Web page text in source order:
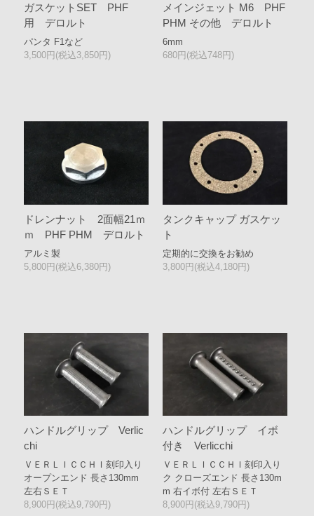
ガスケットSET PHF
用 デロルト
パンタ F1など
3,500円(税込3,850円)
メインジェット M6 PHF
PHM その他 デロルト
6mm
680円(税込748円)
ドレンナット 2面幅21ｍ
ｍ PHF PHM デロルト
アルミ製
5,800円(税込6,380円)
タンクキャップ ガスケッ
ト
定期的に交換をお勧め
3,800円(税込4,180円)
ハンドルグリップ Verlic
chi
ＶＥＲＬＩＣＣＨＩ刻印入り
オープンエンド 長さ130mm
左右ＳＥＴ
8,900円(税込9,790円)
ハンドルグリップ イボ
付き Verlicchi
ＶＥＲＬＩＣＣＨＩ刻印入り
ク クローズエンド 長さ130m
m 右イボ付 左右ＳＥＴ
8,900円(税込9,790円)